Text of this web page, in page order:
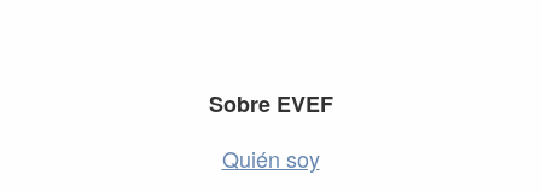
Sobre EVEF
Quién soy